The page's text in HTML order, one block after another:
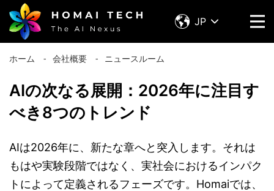
JP
ホーム ⁃ 会社概要 ⁃ ニュースルーム
AIの次なる展開：2026年に注目す
べき8つのトレンド
AIは2026年に、新たな章へと突入します。それは
もはや実験段階ではなく、実社会におけるインパク
トによって定義されるフェーズです。Homaiでは、